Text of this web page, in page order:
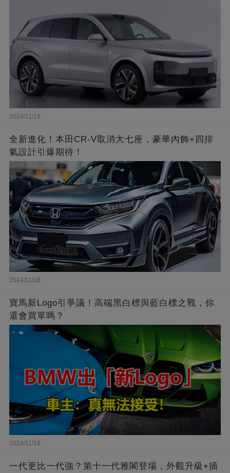
2024/11/18
全新進化！本田CR-V取消大七座，豪華內飾+四排
氣設計引爆期待！
2024/11/18
寶馬新Logo引爭議！高端黑白標與藍白標之戰，你
還會買單嗎？
2024/11/18
一代更比一代強？第十一代雅閣登場，外觀升級+插